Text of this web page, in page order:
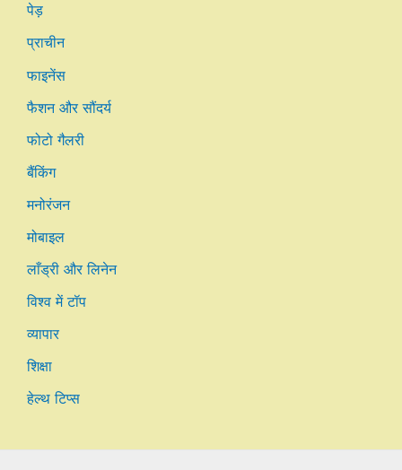
पेड़
प्राचीन
फाइनेंस
फैशन और सौंदर्य
फोटो गैलरी
बैंकिंग
मनोरंजन
मोबाइल
लाँड्री और लिनेन
विश्व में टॉप
व्यापार
शिक्षा
हेल्थ टिप्स